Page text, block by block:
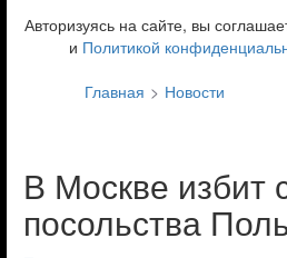
Авторизуясь на сайте, вы
и Политикой
Главная
Новости
В Москве избит
посольства